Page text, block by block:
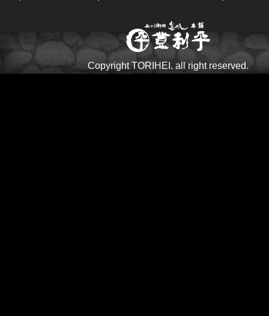
Copyright TORIHEI. all right reserved.